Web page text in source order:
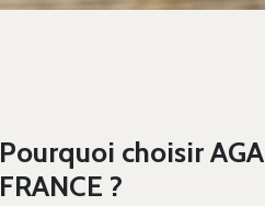
Pourquoi choisir AGA
FRANCE ?